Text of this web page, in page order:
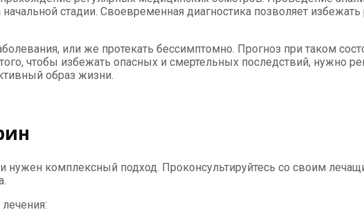
стадии. Своевременная диагностика позволяет избежать
или же протекать бессимптомно. Прогноз при таком
чтобы избежать опасных и смертельных последствий, нужно
образ жизни.
нужен комплексный подход. Проконсультируйтесь со своим